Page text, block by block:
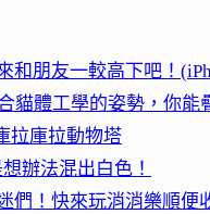
和朋友一較高下吧！
貓體工學的姿勢，你能
拉庫拉動物塔
辦法混出白色！
們！快來玩消消樂順